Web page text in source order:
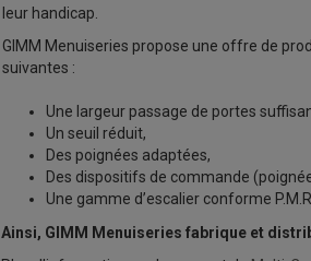
leur handicap.
GIMM Menuiseries propose une offre de
suivantes :
Une largeur passage de portes
Un seuil réduit,
Des poignées adaptées,
Des dispositifs de commande
Une gamme d’escalier conforme
Ainsi, GIMM Menuiseries fabrique et